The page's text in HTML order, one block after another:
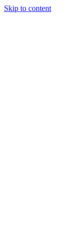
Skip to content